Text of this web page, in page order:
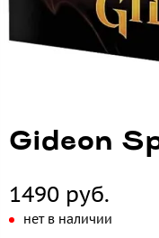
Gideon
1490 руб.
нет в наличии